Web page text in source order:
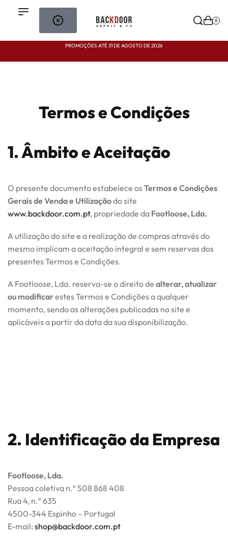
0
PROMOÇÕES ATÉ 31 DE AGOSTO DE 2026
Termos e Condições
1. Âmbito e Aceitação
O presente documento estabelece osTermos e Condições
Gerais de Venda e Utilizaçãodo site
www.backdoor.com.pt, propriedade da Footloose, Lda.
A utilização do site e a realização de compras através do
mesmo implicam a aceitação integral e sem reservas dos
presentes Termos e Condições.
A Footloose, Lda. reserva-se o direito de alterar, atualizar
ou modificarestes Termos e Condições a qualquer
momento, sendo as alterações publicadas no site e
aplicáveis a partir da data da sua disponibilização.
2. Identificação da Empresa
Footloose, Lda.
Pessoa coletiva n.º 508 868 408
Rua 4, n.º 635
4500-344 Espinho – Portugal
E-mail: shop@backdoor.com.pt